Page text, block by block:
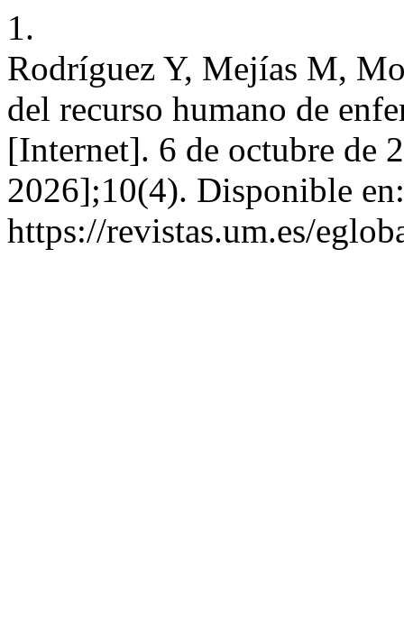
1.
Rodríguez Y, Mejías M,
del recurso humano de
[Internet]. 6 de octubre de
2026];10(4). Disponible en:
https://revistas.um.es/